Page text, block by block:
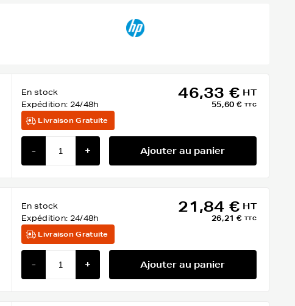
En stock
Expédition: 24/48h
46,33 € HT
55,60 € TTC
Livraison Gratuite
- + Ajouter au panier
En stock
Expédition: 24/48h
21,84 € HT
26,21 € TTC
Livraison Gratuite
- + Ajouter au panier